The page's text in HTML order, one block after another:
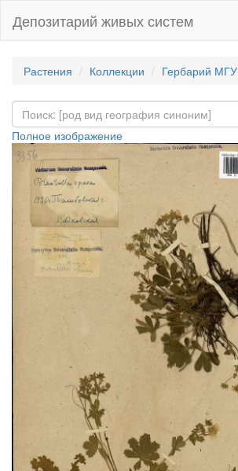
Депозитарий живых систем
Растения Коллекции Гербарий МГУ
Полное изображение